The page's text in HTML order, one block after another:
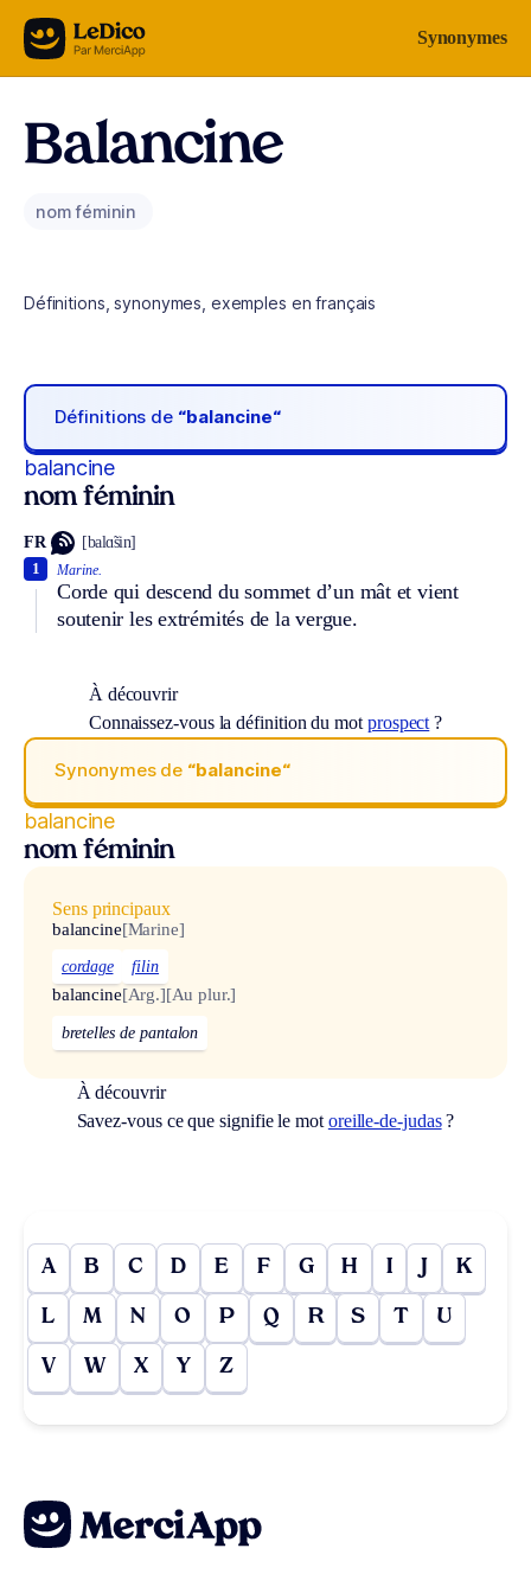
Aller au contenu Synonymes
Balancine
nom féminin
Définitions, synonymes, exemples en français
Définitions de “balancine“
balancine
nom féminin
FR [balɑ̃sin]
Marine.
Corde qui descend du sommet d’un mât et vient
soutenir les extrémités de la vergue.
1
À découvrir
Connaissez-vous la définition du mot prospect ?
Synonymes de “balancine“
balancine
nom féminin
Sens principaux
balancine[Marine]
cordage filin
balancine[Arg.][Au plur.]
bretelles de pantalon
À découvrir
Savez-vous ce que signifie le mot oreille-de-judas?
A B C D E F G H I J K
L M N O P Q R S T U
V W X Y Z